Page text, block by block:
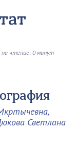
на чтение: 0 минут
Светлана